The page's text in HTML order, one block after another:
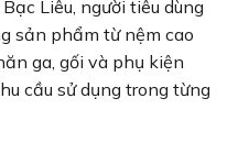
Liêu, người tiêu dùng
sản phẩm từ nệm cao
ga, gối và phụ kiện
cầu sử dụng trong từng